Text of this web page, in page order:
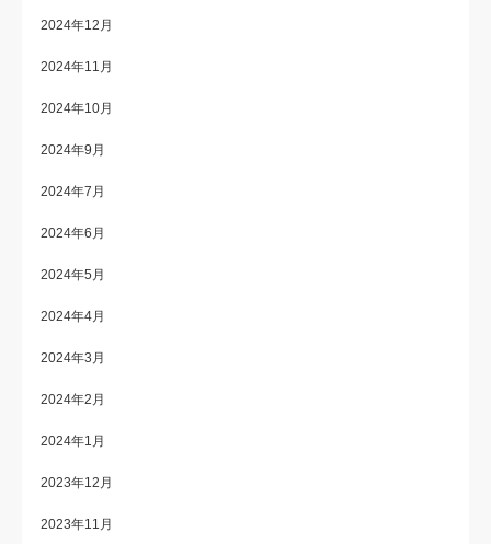
2024年12月
2024年11月
2024年10月
2024年9月
2024年7月
2024年6月
2024年5月
2024年4月
2024年3月
2024年2月
2024年1月
2023年12月
2023年11月